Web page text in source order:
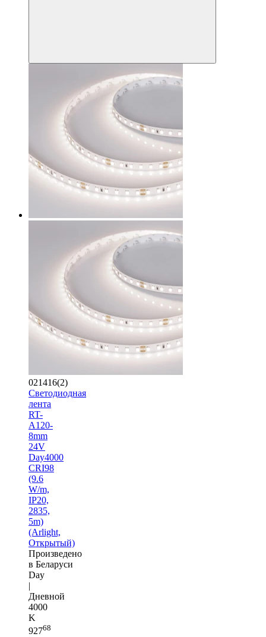
021416(2)
Светодиодная
лента
RT-
A120-
8mm
24V
Day4000
CRI98
(9.6
W/m,
IP20,
2835,
5m)
(Arlight,
Открытый)
Произведено
в Беларуси
Day
|
Дневной
4000
K
92768